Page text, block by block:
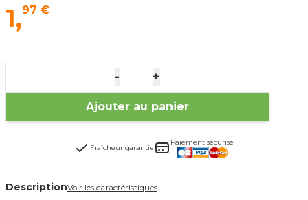
1,97 €
- +
Ajouter au panier
Fraîcheur garantie
Paiement sécurisé
DescriptionVoir les caractéristiques